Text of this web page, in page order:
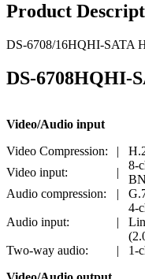
Product
DS-6708/16HQHI-SATA
DS-6708HQHI-
Video/Audio input
Video Compression:
|
Video input:
|
8-
Audio compression:
|
Audio input: |
4-
Two-way audio:
|
1-